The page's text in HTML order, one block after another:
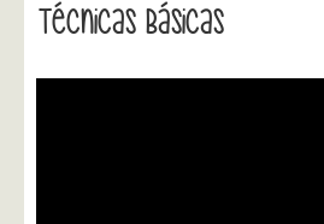
Técnicas Básicas